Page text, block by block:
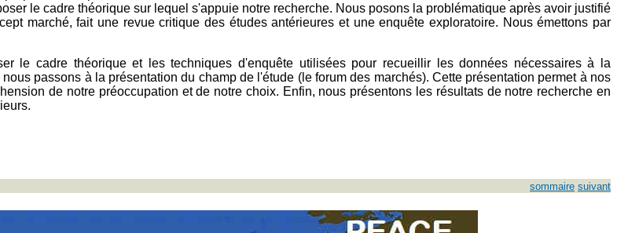
le cadre théorique sur lequel s'appuie notre recherche. Nous posons la problématique après avoir justifié
marché, fait une revue critique des études antérieures et une enquête exploratoire. Nous émettons par
le cadre théorique et les techniques d'enquête utilisées pour recueillir les données nécessaires à la
passons à la présentation du champ de l'étude (le forum des marchés). Cette présentation permet à nos
de notre préoccupation et de notre choix. Enfin, nous présentons les résultats de notre recherche en
sommaire suivant